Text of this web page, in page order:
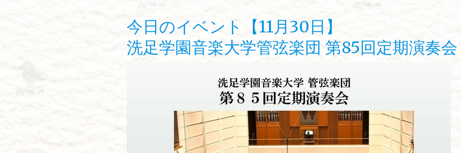
今日のイベント【11月30日】
洗足学園音楽大学管弦楽団 第85回定期演奏会